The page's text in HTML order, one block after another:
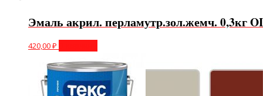
Эмаль акрил. перламутр.зол.жемч. 0,3кг
420,00₽